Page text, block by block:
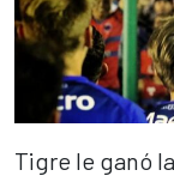
Tigre le ganó